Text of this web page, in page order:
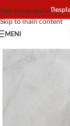
Skip to navigation
Skip to main content
MENI